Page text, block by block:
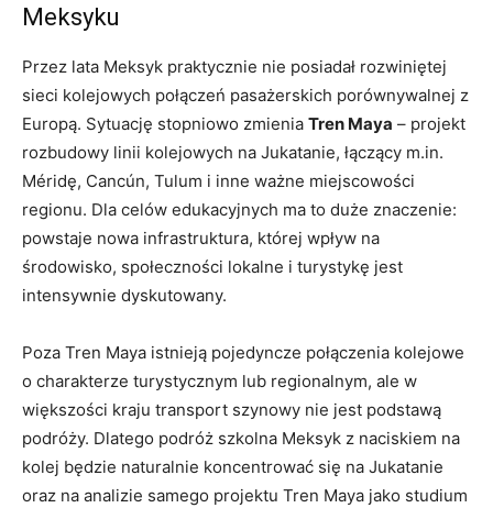
Meksyku
Przez lata Meksyk praktycznie nie posiadał rozwiniętej
sieci kolejowych połączeń pasażerskich porównywalnej z
Europą. Sytuację stopniowo zmienia Tren Maya – projekt
rozbudowy linii kolejowych na Jukatanie, łączący m.in.
Méridę, Cancún, Tulum i inne ważne miejscowości
regionu. Dla celów edukacyjnych ma to duże znaczenie:
powstaje nowa infrastruktura, której wpływ na
środowisko, społeczności lokalne i turystykę jest
intensywnie dyskutowany.
Poza Tren Maya istnieją pojedyncze połączenia kolejowe
o charakterze turystycznym lub regionalnym, ale w
większości kraju transport szynowy nie jest podstawą
podróży. Dlatego podróż szkolna Meksyk z naciskiem na
kolej będzie naturalnie koncentrować się na Jukatanie
oraz na analizie samego projektu Tren Maya jako studium